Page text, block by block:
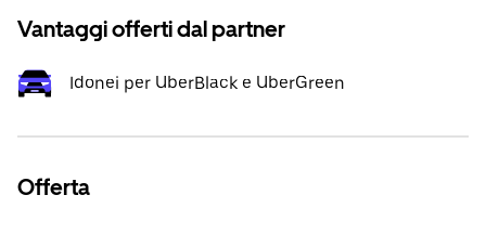
Vantaggi offerti dal partner
Idonei per UberBlack e UberGreen
Offerta